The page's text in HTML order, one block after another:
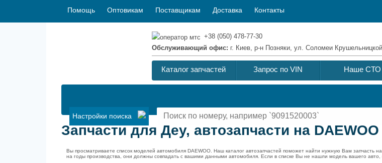
Помощь Оптовикам Поставщикам Доставка Контакты
+38 (050) 478-77-30
Обслуживающий офис: г. Киев, р-н Позняки, ул. Соломеи
Каталог запчастей Запрос по VIN Наше СТО
Настройки поиска
Запчасти для Деу, автозапчасти на DAEWOO
Вы просматриваете список моделей автомобиля DAEWOO. Наш каталог автозапчастей поможет найти нужную Вам
на годы производства, они должны совпадать с вашими данными автомобиля. Если в списке Вы не нашли модель вашего авто,